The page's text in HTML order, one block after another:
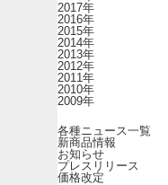
2017年
2016年
2015年
2014年
2013年
2012年
2011年
2010年
2009年
各種ニュース一覧
新商品情報
お知らせ
プレスリリース
価格改定